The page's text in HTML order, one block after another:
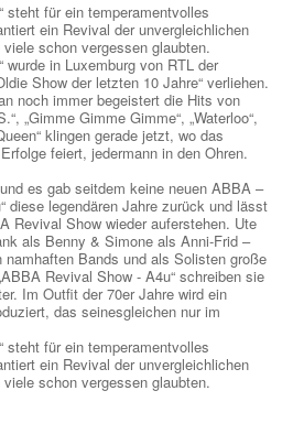
steht für ein temperamentvolles
ein Revival der unvergleichlichen
schon vergessen glaubten.
wurde in Luxemburg von RTL der
Show der letzten 10 Jahre“ verliehen.
noch immer begeistert die Hits von
„Gimme Gimme Gimme“, „Waterloo“,
klingen gerade jetzt, wo das
feiert, jedermann in den Ohren.
es gab seitdem keine neuen ABBA –
diese legendären Jahre zurück und lässt
Revival Show wieder auferstehen. Ute
als Benny & Simone als Anni-Frid –
Bands und als Solisten große
Revival Show - A4u“ schreiben sie
Im Outfit der 70er Jahre wird ein
das seinesgleichen nur im
steht für ein temperamentvolles
ein Revival der unvergleichlichen
schon vergessen glaubten.